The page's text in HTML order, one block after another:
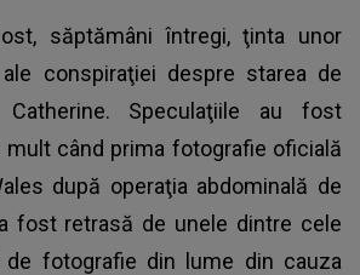
săptămâni întregi, ţinta unor
conspiraţiei despre starea de
Speculaţiile au fost
mult când prima fotografie oficială
după operaţia abdominală de
fost retrasă de unele dintre cele
de fotografie din lume din cauza